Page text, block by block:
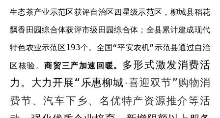
生态茶产业示范区获评自治区四星级示范区，柳城县稻花
飘香田园综合体获评市级田园综合体；全县累计建成现代
特色农业示范区193个。 全国“平安农机”示范县通过自治
区核验。商贸三产加速回暖。 多形式激发消费活
力。 大力开展“乐惠柳城 · 喜迎双节”购物消
费节、汽车下乡、名优特产资源推介等活